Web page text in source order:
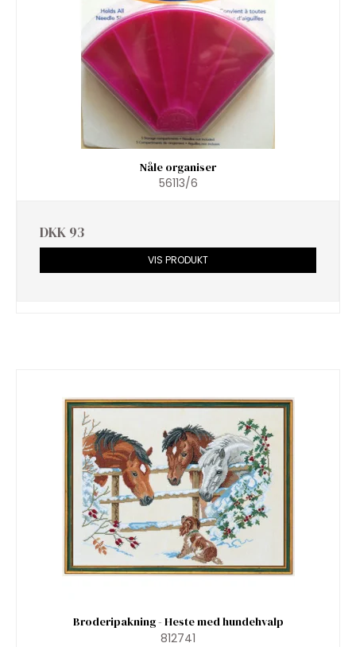
Nåle organiser
56113/6
DKK 93
VIS PRODUKT
Broderipakning - Heste med hundehvalp
812741